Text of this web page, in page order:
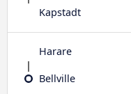
Kapstadt
Harare
Bellville